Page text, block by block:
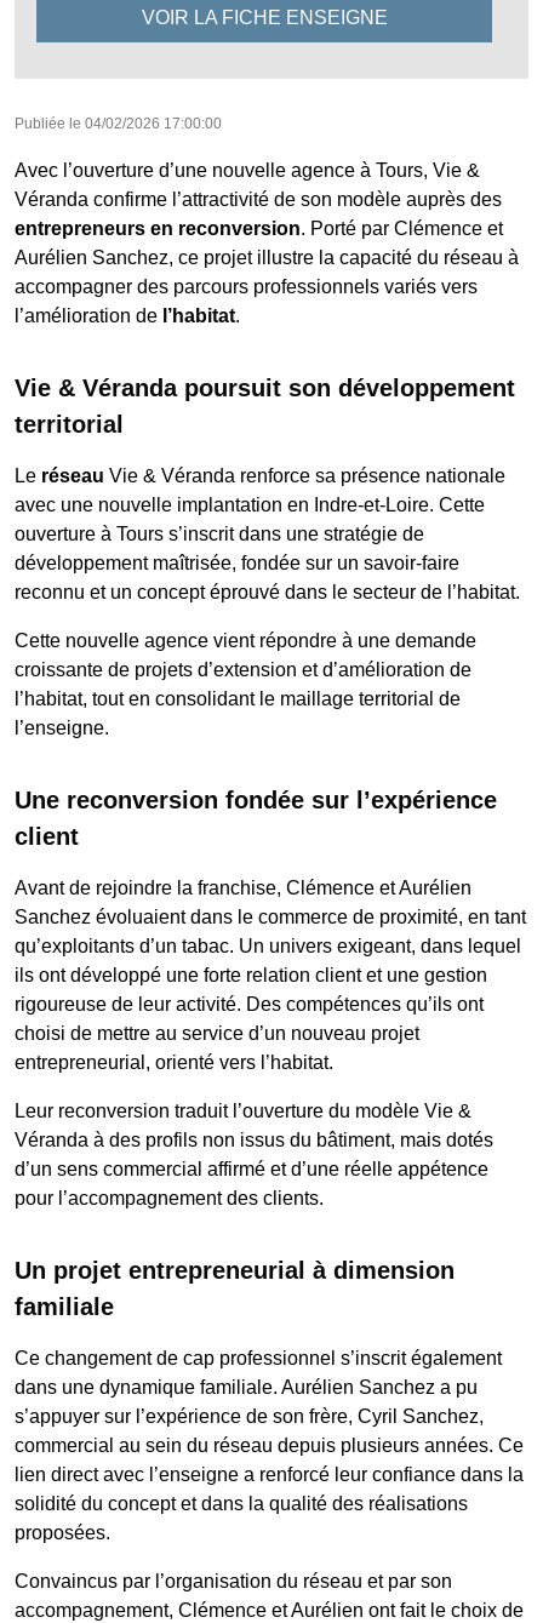
VOIR LA FICHE ENSEIGNE
Publiée le 04/02/2026 17:00:00
Avec l’ouverture d’une nouvelle agence à Tours, Vie &
Véranda confirme l’attractivité de son modèle auprès des
entrepreneurs en reconversion. Porté par Clémence et
Aurélien Sanchez, ce projet illustre la capacité du réseau à
accompagner des parcours professionnels variés vers
l’amélioration de l’habitat.
Vie & Véranda poursuit son développement
territorial
Le réseau Vie & Véranda renforce sa présence nationale
avec une nouvelle implantation en Indre-et-Loire. Cette
ouverture à Tours s’inscrit dans une stratégie de
développement maîtrisée, fondée sur un savoir-faire
reconnu et un concept éprouvé dans le secteur de l’habitat.
Cette nouvelle agence vient répondre à une demande
croissante de projets d’extension et d’amélioration de
l’habitat, tout en consolidant le maillage territorial de
l’enseigne.
Une reconversion fondée sur l’expérience
client
Avant de rejoindre la franchise, Clémence et Aurélien
Sanchez évoluaient dans le commerce de proximité, en tant
qu’exploitants d’un tabac. Un univers exigeant, dans lequel
ils ont développé une forte relation client et une gestion
rigoureuse de leur activité. Des compétences qu’ils ont
choisi de mettre au service d’un nouveau projet
entrepreneurial, orienté vers l’habitat.
Leur reconversion traduit l’ouverture du modèle Vie &
Véranda à des profils non issus du bâtiment, mais dotés
d’un sens commercial affirmé et d’une réelle appétence
pour l’accompagnement des clients.
Un projet entrepreneurial à dimension
familiale
Ce changement de cap professionnel s’inscrit également
dans une dynamique familiale. Aurélien Sanchez a pu
s’appuyer sur l’expérience de son frère, Cyril Sanchez,
commercial au sein du réseau depuis plusieurs années. Ce
lien direct avec l’enseigne a renforcé leur confiance dans la
solidité du concept et dans la qualité des réalisations
proposées.
Convaincus par l’organisation du réseau et par son
accompagnement, Clémence et Aurélien ont fait le choix de